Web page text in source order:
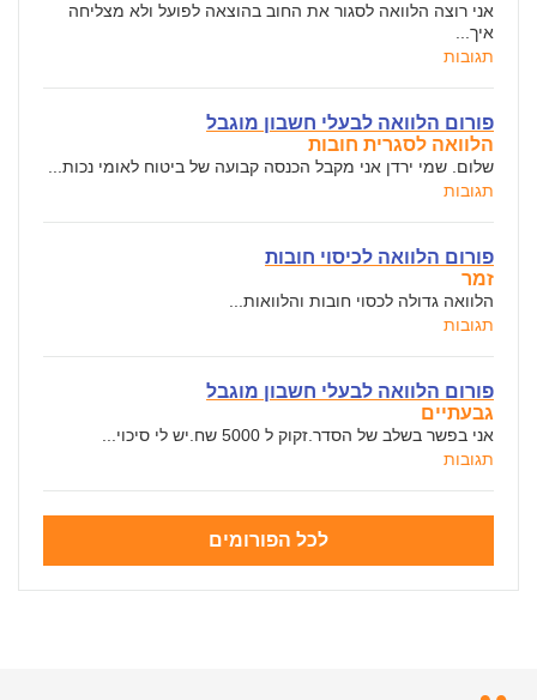
אני רוצה הלוואה לסגור את החוב בהוצאה לפועל ולא מצליחה
איך...
תגובות
פורום הלוואה לבעלי חשבון מוגבל
הלוואה לסגרית חובות
שלום. שמי ירדן אני מקבל הכנסה קבועה של ביטוח לאומי נכות...
תגובות
פורום הלוואה לכיסוי חובות
זמר
הלוואה גדולה לכסוי חובות והלוואות...
תגובות
פורום הלוואה לבעלי חשבון מוגבל
גבעתיים
אני בפשר בשלב של הסדר.זקוק ל 5000 שח.יש לי סיכוי...
תגובות
לכל הפורומים